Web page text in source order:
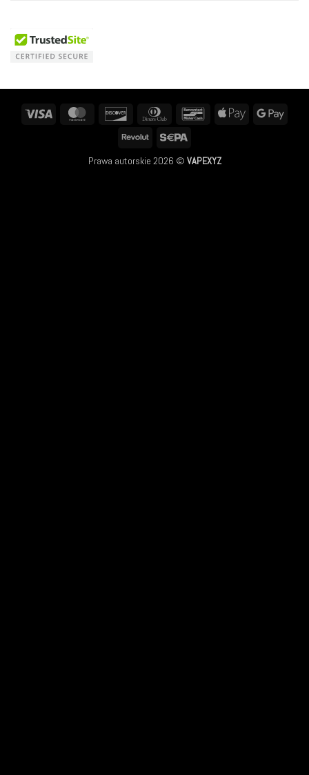
MasterCard Discover
Dinners
BancontactApple
Revolut
Prawa autorskie 2026 © VAPEXYZ